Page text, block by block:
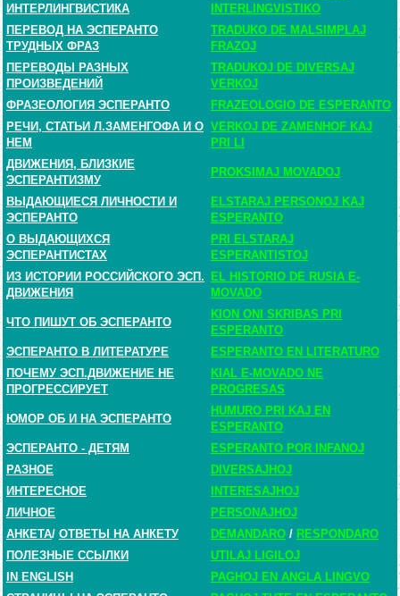
ИНТЕРЛИНГВИСТИКА
INTERLINGVISTIKO
ПЕРЕВОД НА ЭСПЕРАНТО
ТРУДНЫХ ФРАЗ
TRADUKO DE MALSIMPLAJ
FRAZOJ
ПЕРЕВОДЫ РАЗНЫХ
ПРОИЗВЕДЕНИЙ
TRADUKOJ DE DIVERSAJ
VERKOJ
ФРАЗЕОЛОГИЯ ЭСПЕРАНТО
FRAZEOLOGIO DE ESPERANTO
РЕЧИ, СТАТЬИ Л.ЗАМЕНГОФА И О
НЕМ
VERKOJ DE ZAMENHOF KAJ
PRI LI
ДВИЖЕНИЯ, БЛИЗКИЕ
ЭСПЕРАНТИЗМУ
PROKSIMAJ MOVADOJ
ВЫДАЮЩИЕСЯ ЛИЧНОСТИ И
ЭСПЕРАНТО
ELSTARAJ PERSONOJ KAJ
ESPERANTO
О ВЫДАЮЩИХСЯ
ЭСПЕРАНТИСТАХ
PRI ELSTARAJ
ESPERANTISTOJ
ИЗ ИСТОРИИ РОССИЙСКОГО ЭСП.
ДВИЖЕНИЯ
EL HISTORIO DE RUSIA E-
MOVADO
ЧТО ПИШУТ ОБ ЭСПЕРАНТО
KION ONI SKRIBAS PRI
ESPERANTO
ЭСПЕРАНТО В ЛИТЕРАТУРЕ
ESPERANTO EN LITERATURO
ПОЧЕМУ ЭСП.ДВИЖЕНИЕ НЕ
ПРОГРЕССИРУЕТ
KIAL E-MOVADO NE
PROGRESAS
ЮМОР ОБ И НА ЭСПЕРАНТО
HUMURO PRI KAJ EN
ESPERANTO
ЭСПЕРАНТО - ДЕТЯМ
ESPERANTO POR INFANOJ
РАЗНОЕ
DIVERSAJHOJ
ИНТЕРЕСНОЕ
INTERESAJHOJ
ЛИЧНОЕ
PERSONAJHOJ
АНКЕТА/ ОТВЕТЫ НА АНКЕТУ DEMANDARO / RESPONDARO
ПОЛЕЗНЫЕ ССЫЛКИ
UTILAJ LIGILOJ
IN ENGLISH
PAGHOJ EN ANGLA LINGVO